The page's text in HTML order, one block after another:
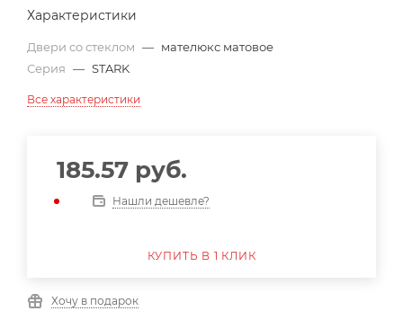
Характеристики
Двери со стеклом — мателюкс матовое
Серия — STARK
Все характеристики
185.57 руб.
Нашли дешевле?
КУПИТЬ В 1 КЛИК
Хочу в подарок